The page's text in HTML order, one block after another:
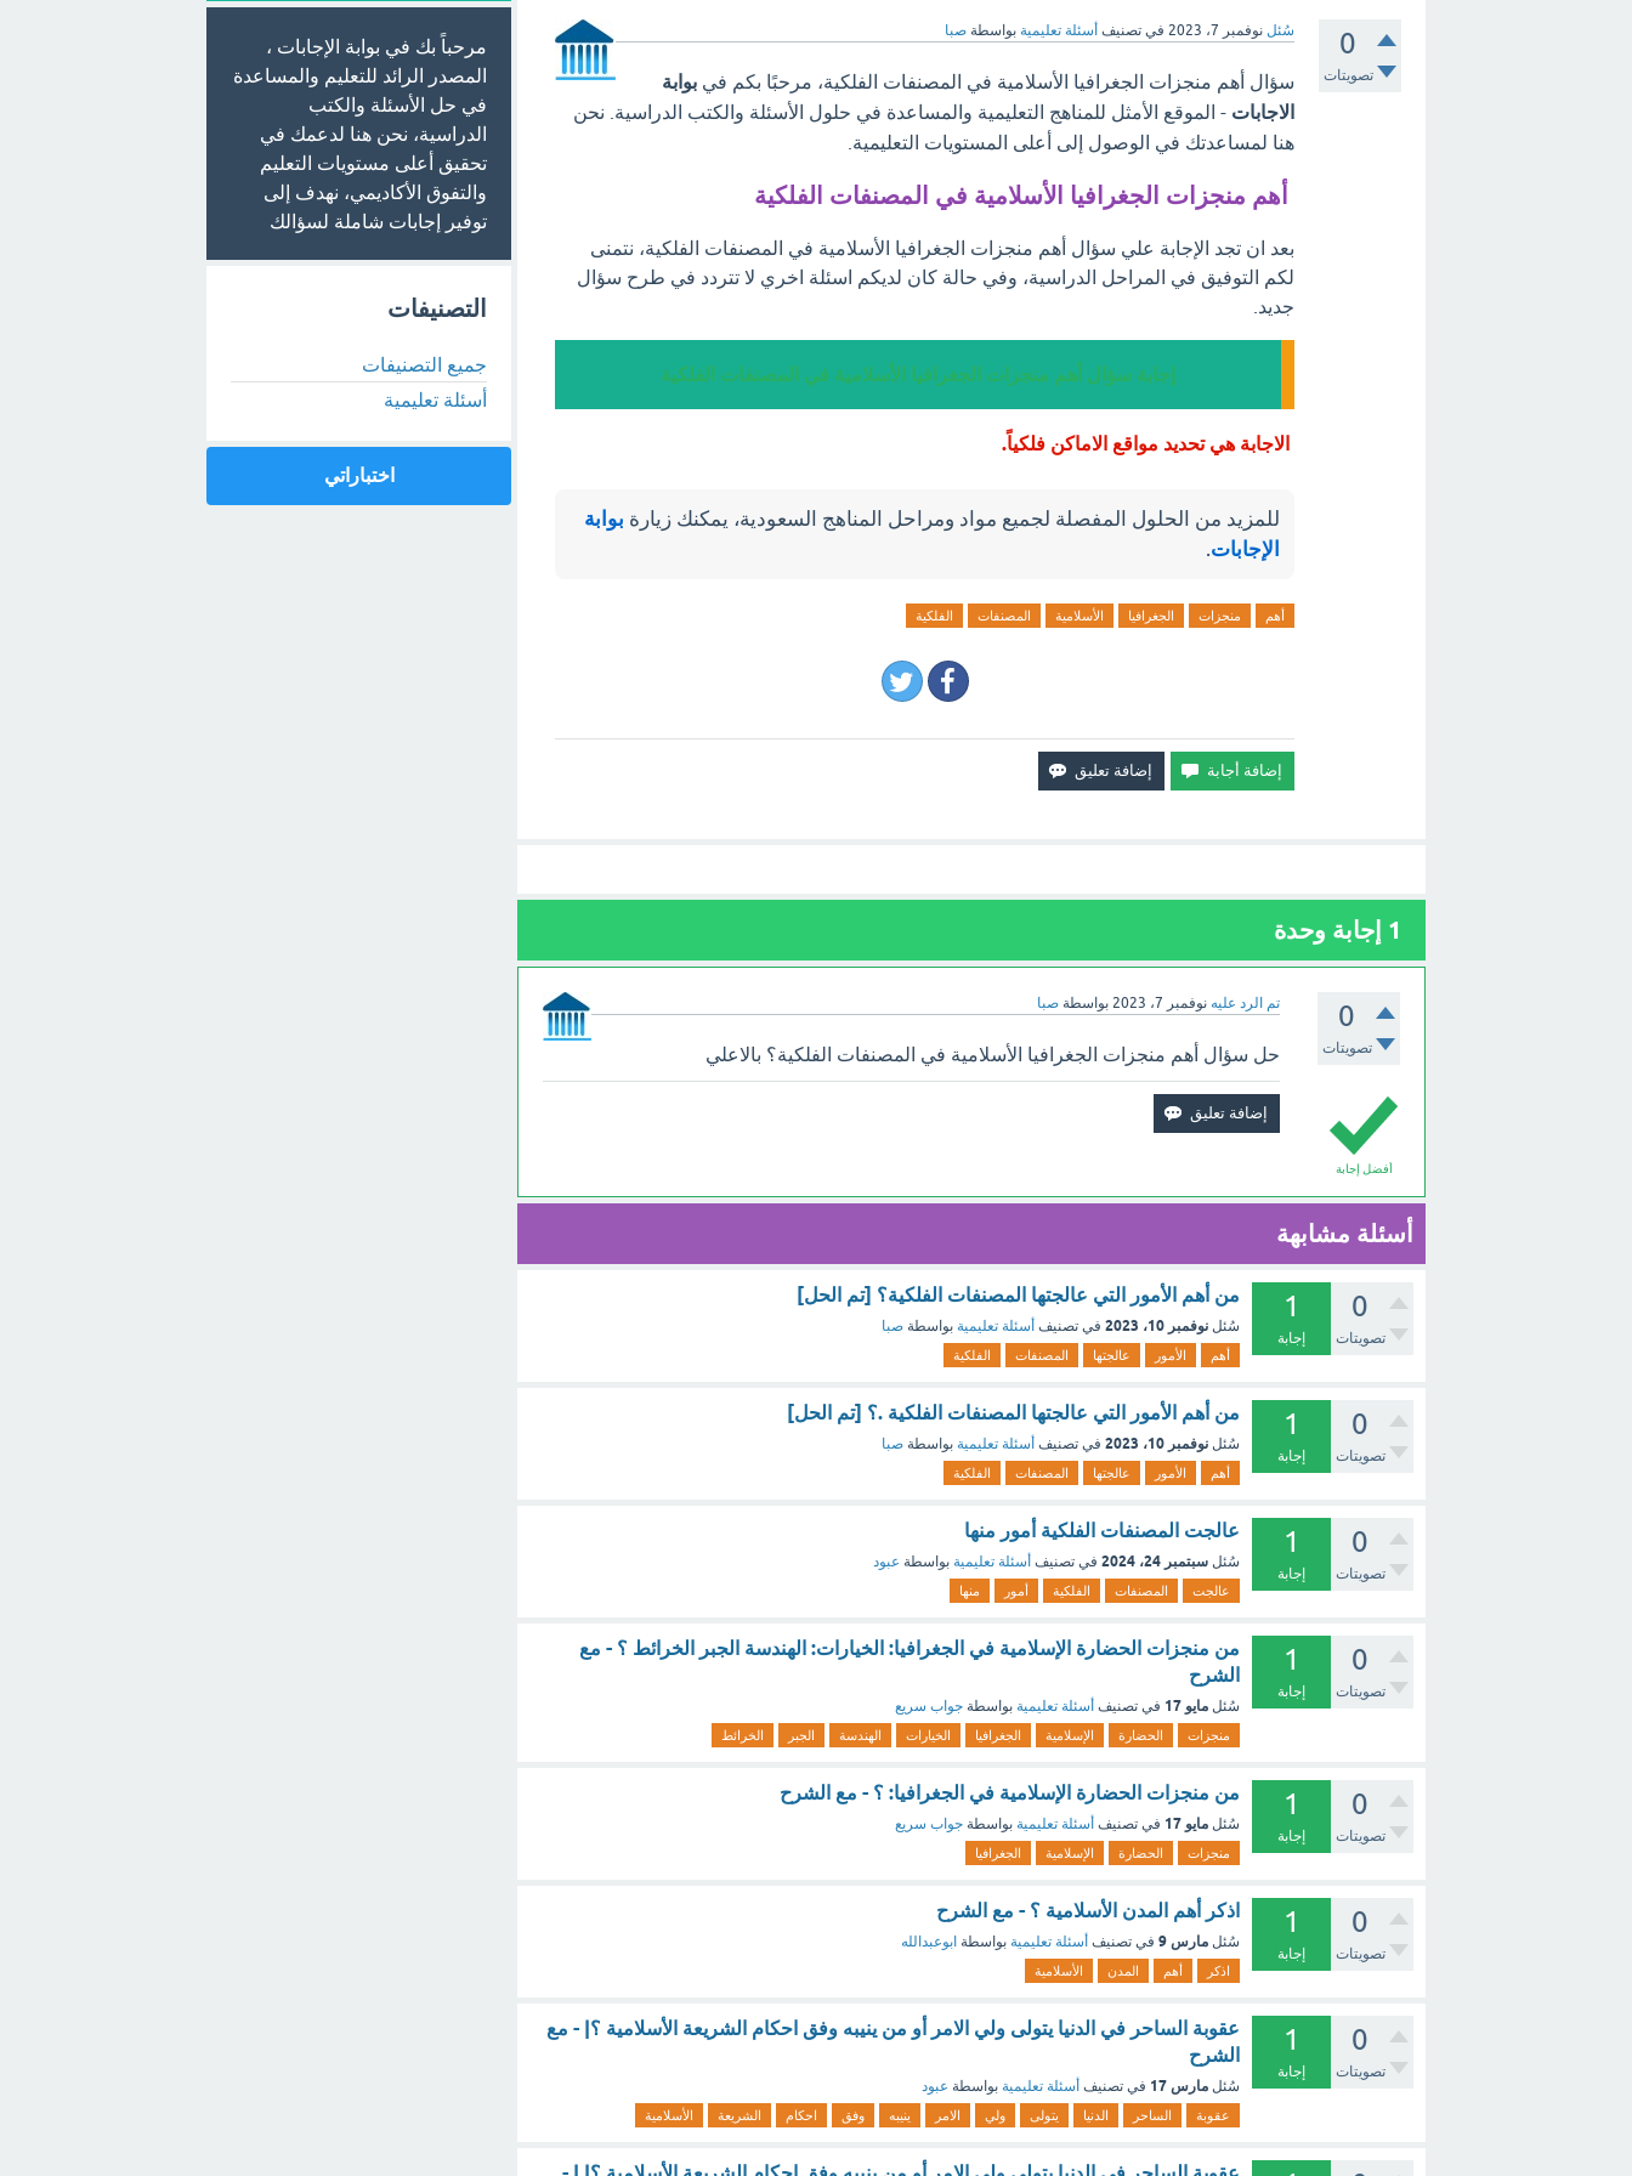
0
تصويتات
سُئل نوفمبر 7، 2023 في تصنيف أسئلة تعليمية بواسطة صبا
سؤال أهم منجزات الجغرافيا الأسلامية في المصنفات الفلكية، مرحبًا بكم في بوابة
الاجابات - الموقع الأمثل للمناهج التعليمية والمساعدة في حلول الأسئلة والكتب الدراسية. نحن
هنا لمساعدتك في الوصول إلى أعلى المستويات التعليمية.
أهم منجزات الجغرافيا الأسلامية في المصنفات الفلكية
بعد ان تجد الإجابة علي سؤال أهم منجزات الجغرافيا الأسلامية في المصنفات الفلكية، نتمنى
لكم التوفيق في المراحل الدراسية، وفي حالة كان لديكم اسئلة اخري لا تتردد في طرح سؤال
جديد.
إجابة سؤال أهم منجزات الجغرافيا الأسلامية في المصنفات الفلكية
الاجابة هي تحديد مواقع الاماكن فلكياً.
للمزيد من الحلول المفصلة لجميع مواد ومراحل المناهج السعودية، يمكنك زيارة بوابة
الإجابات.
أهم منجزات الجغرافيا الأسلامية المصنفات الفلكية
1 إجابة وحدة
0
تصويتات
تم الرد عليه نوفمبر 7، 2023 بواسطة صبا
أفضل إجابة
حل سؤال أهم منجزات الجغرافيا الأسلامية في المصنفات الفلكية؟ بالاعلي
أسئلة مشابهة
0
تصويتات
1
إجابة
من أهم الأمور التي عالجتها المصنفات الفلكية؟ [تم الحل]
سُئل نوفمبر 10، 2023 في تصنيف أسئلة تعليمية بواسطة صبا
أهم الأمور عالجتها المصنفات الفلكية
0
تصويتات
1
إجابة
من أهم الأمور التي عالجتها المصنفات الفلكية .؟ [تم الحل]
سُئل نوفمبر 10، 2023 في تصنيف أسئلة تعليمية بواسطة صبا
أهم الأمور عالجتها المصنفات الفلكية
0
تصويتات
1
إجابة
عالجت المصنفات الفلكية أمور منها
سُئل سبتمبر 24، 2024 في تصنيف أسئلة تعليمية بواسطة عبود
عالجت المصنفات الفلكية أمور منها
0
تصويتات
1
إجابة
من منجزات الحضارة الإسلامية في الجغرافيا: الخيارات: الهندسة الجبر الخرائط ؟ - مع
الشرح
سُئل مايو 17 في تصنيف أسئلة تعليمية بواسطة جواب سريع
منجزات الحضارة الإسلامية الجغرافيا الخيارات الهندسة الجبر الخرائط
0
تصويتات
1
إجابة
من منجزات الحضارة الإسلامية في الجغرافيا: ؟ - مع الشرح
سُئل مايو 17 في تصنيف أسئلة تعليمية بواسطة جواب سريع
منجزات الحضارة الإسلامية الجغرافيا
0
تصويتات
1
إجابة
اذكر أهم المدن الأسلامية ؟ - مع الشرح
سُئل مارس 9 في تصنيف أسئلة تعليمية بواسطة ابوعبدالله
اذكر أهم المدن الأسلامية
0
تصويتات
1
إجابة
عقوبة الساحر في الدنيا يتولى ولي الامر أو من ينيبه وفق احكام الشريعة الأسلامية ؟| - مع
الشرح
سُئل مارس 17 في تصنيف أسئلة تعليمية بواسطة عبود
عقوبة الساحر الدنيا يتولى ولي الامر ينيبه وفق احكام الشريعة الأسلامية
مرحباً بك في بوابة الإجابات ،
المصدر الرائد للتعليم والمساعدة
في حل الأسئلة والكتب
الدراسية، نحن هنا لدعمك في
تحقيق أعلى مستويات التعليم
والتفوق الأكاديمي، نهدف إلى
توفير إجابات شاملة لسؤالك
التصنيفات
جميع التصنيفات
أسئلة تعليمية
اختباراتي